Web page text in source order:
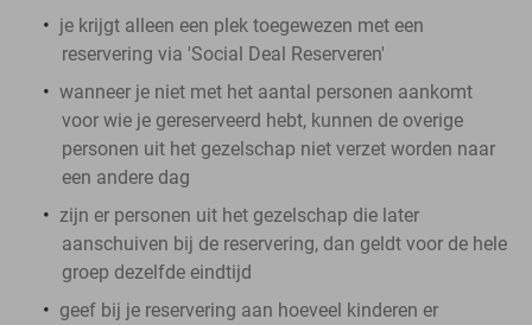
je krijgt alleen een plek toegewezen met een
reservering via 'Social Deal Reserveren'
wanneer je niet met het aantal personen aankomt
voor wie je gereserveerd hebt, kunnen de overige
personen uit het gezelschap niet verzet worden naar
een andere dag
zijn er personen uit het gezelschap die later
aanschuiven bij de reservering, dan geldt voor de hele
groep dezelfde eindtijd
geef bij je reservering aan hoeveel kinderen er